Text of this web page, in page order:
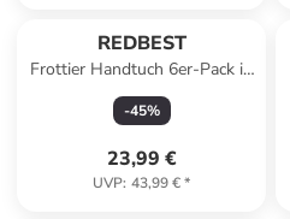
REDBEST
Frottier Handtuch 6er-Pack in
bunt
-45%
23,99 €
UVP: 43,99 €*